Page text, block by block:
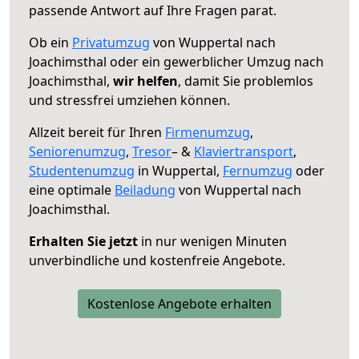
passende Antwort auf Ihre Fragen parat.
Ob ein Privatumzug von Wuppertal nach
Joachimsthal oder ein gewerblicher Umzug nach
Joachimsthal, wir helfen, damit Sie problemlos
und stressfrei umziehen können.
Allzeit bereit für Ihren Firmenumzug,
Seniorenumzug, Tresor– & Klaviertransport,
Studentenumzug in Wuppertal, Fernumzug oder
eine optimale Beiladung von Wuppertal nach
Joachimsthal.
Erhalten Sie jetzt in nur wenigen Minuten
unverbindliche und kostenfreie Angebote.
Kostenlose Angebote erhalten